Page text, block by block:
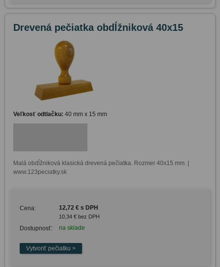
Drevená pečiatka obdĺžniková 40x15
Veľkosť odtlačku: 40 mm x 15 mm
Malá obdĺžniková klasická drevená pečiatka. Rozmer 40x15 mm. |
www.123peciatky.sk
Cena: 12,72 € s DPH
10,34 € bez DPH
Dostupnosť: na sklade